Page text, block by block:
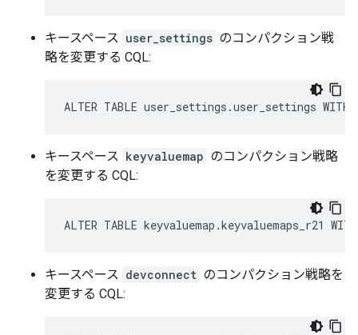
キースペース user_settings のコンパクション戦
略を変更する CQL:
ALTER TABLE user_settings.user_settings
キースペース keyvaluemap のコンパクション戦略
を変更する CQL:
ALTER TABLE
キースペース devconnect のコンパクション戦略を
変更する CQL: